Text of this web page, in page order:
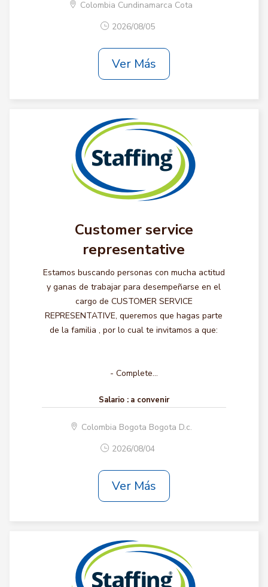
Colombia Cundinamarca Cota
2026/08/05
Ver Más
Customer service
representative
Estamos buscando personas con mucha actitud
y ganas de trabajar para desempeñarse en el
cargo de CUSTOMER SERVICE
REPRESENTATIVE, queremos que hagas parte
de la familia , por lo cual te invitamos a que:
- Complete...
Salario : a convenir
Colombia Bogota Bogota D.c.
2026/08/04
Ver Más